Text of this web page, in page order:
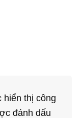
hiển thị công
đánh dấu